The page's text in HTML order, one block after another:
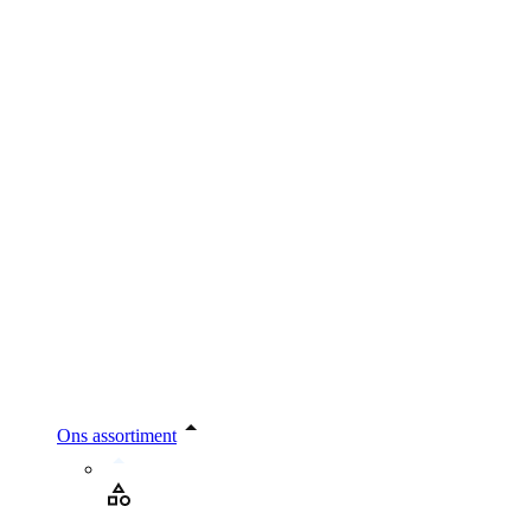
Ons assortiment